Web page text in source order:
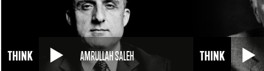
AMRULLAH SALEH